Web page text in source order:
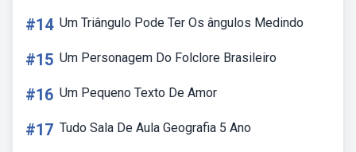
#14 Um Triângulo Pode Ter Os ângulos Medindo
#15 Um Personagem Do Folclore Brasileiro
#16 Um Pequeno Texto De Amor
#17 Tudo Sala De Aula Geografia 5 Ano